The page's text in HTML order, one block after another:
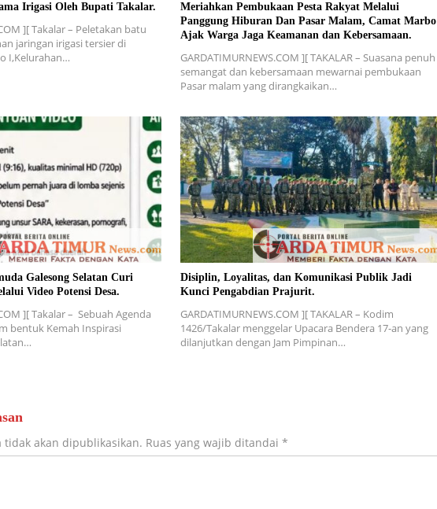
Irigasi Oleh Bupati Takalar.
][ Takalar – Peletakan batu
jaringan irigasi tersier di
I,Kelurahan…
Meriahkan Pembukaan Pesta Rakyat Melalui
Panggung Hiburan Dan Pasar Malam, Camat Marbo
Ajak Warga Jaga Keamanan dan Kebersamaan.
GARDATIMURNEWS.COM ][ TAKALAR – Suasana penuh
semangat dan kebersamaan mewarnai pembukaan
Pasar malam yang dirangkaikan…
Galesong Selatan Curi
Video Potensi Desa.
][ Takalar – Sebuah Agenda
bentuk Kemah Inspirasi
Disiplin, Loyalitas, dan Komunikasi Publik Jadi
Kunci Pengabdian Prajurit.
GARDATIMURNEWS.COM ][ TAKALAR – Kodim
1426/Takalar menggelar Upacara Bendera 17-an yang
dilanjutkan dengan Jam Pimpinan…
tidak akan dipublikasikan. Ruas yang wajib ditandai *